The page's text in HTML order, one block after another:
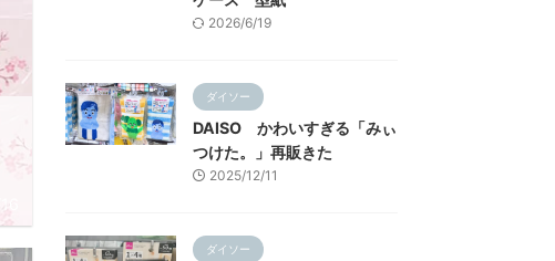
2026/6/19
ダイソー
DAISO かわいすぎる「みぃ
つけた。」再販きた
2025/12/11
ダイソー